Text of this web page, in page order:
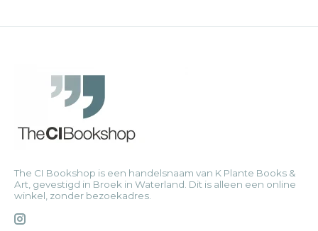
The CI Bookshop is een handelsnaam van K Plante Books &
Art, gevestigd in Broek in Waterland. Dit is alleen een online
winkel, zonder bezoekadres.